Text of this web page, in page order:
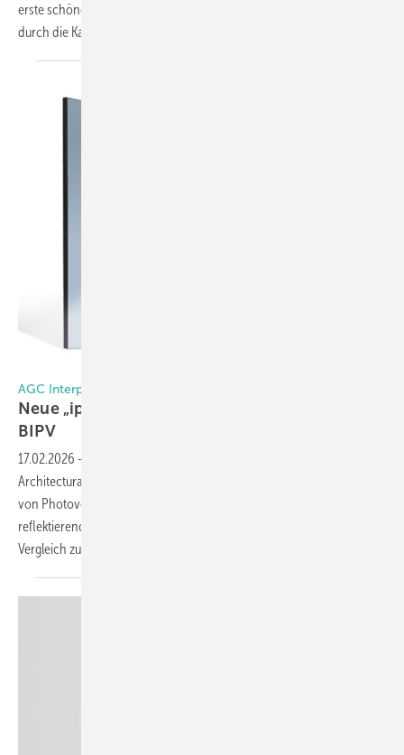
erste schöne Auswahl an Bildern von der Fensterbau Forntale 2026
durch die Kamera-Linse der GW
AGC Interpane
Neue „ipasolar“-Beschichtung bringt Farbe in
BIPV
17.02.2026 -
Architectural Glass farbige Magnetron-Beschichtungen für Deckgläser
von Photovoltaikmodulen an. Diese erreichen – je nach
reflektierender Farbe – eine hohe Effizienz von 90 bis 96 Prozent im
Vergleich zu einem unbeschichteten schwarzen